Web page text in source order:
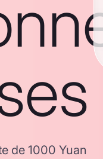
de 1000 Yuan